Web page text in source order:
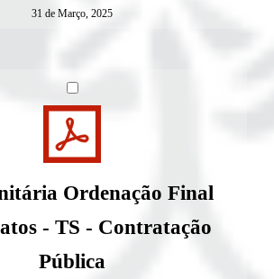
31 de Março, 2025
Ordenação Final
- TS - Contratação
Pública